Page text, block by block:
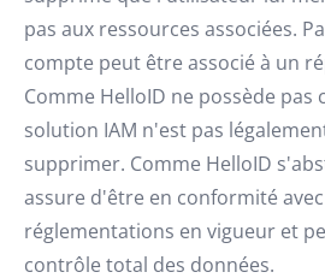
pas aux ressources associées.
compte peut être associé à un
Comme HelloID ne possède pas
solution IAM n'est pas
supprimer. Comme HelloID
assure d'être en conformité
réglementations en vigueur et
contrôle total des données.